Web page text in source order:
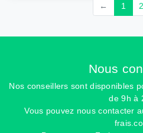
← 1 2
Nous
Nos conseillers sont disponibles
de 9h à
Vous pouvez nous contacter